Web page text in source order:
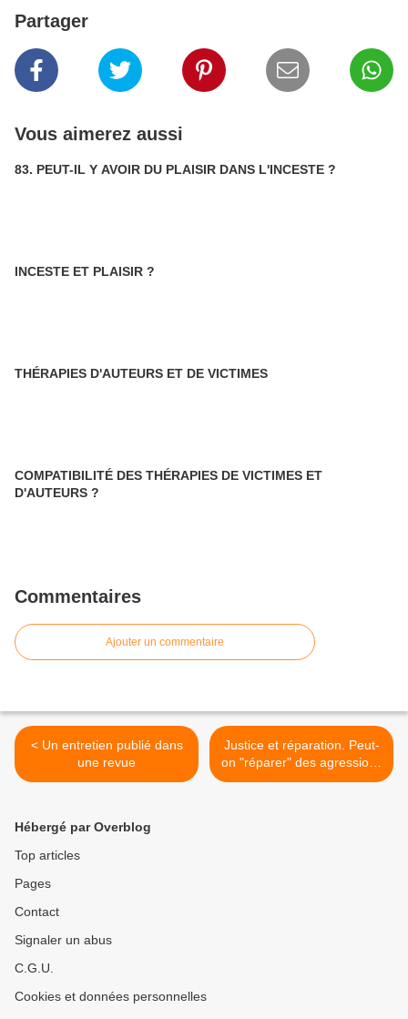
Partager
Vous aimerez aussi
83. PEUT-IL Y AVOIR DU PLAISIR DANS L'INCESTE ?
INCESTE ET PLAISIR ?
THÉRAPIES D'AUTEURS ET DE VICTIMES
COMPATIBILITÉ DES THÉRAPIES DE VICTIMES ET
D'AUTEURS ?
Commentaires
Ajouter un commentaire
< Un entretien publié dans
une revue
Justice et réparation. Peut-
on "réparer" des agressions
sexuelles ? >
Hébergé par Overblog
Top articles
Pages
Contact
Signaler un abus
C.G.U.
Cookies et données personnelles